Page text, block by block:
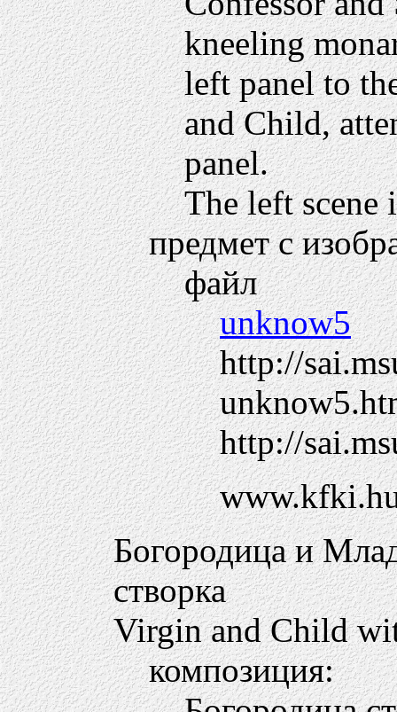
kneeling
left panel to
and Child,
panel.
The left scene
предмет с
файл
unknow5
http://
http://
Богородица и
створка
Virgin and Child
композиция: